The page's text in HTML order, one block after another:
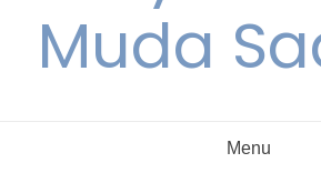
Muda
Menu